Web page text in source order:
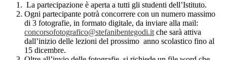
La partecipazione è aperta a tutti gli studenti dell’Istituto.
Ogni partecipante potrà concorrere con un numero massimo
di 3 fotografie, in formato digitale, da inviare alla mail:
concorsofotografico@stefanibentegodi.it che sarà attiva
dall’inizio delle lezioni del prossimo anno scolastico fino al
15 dicembre.